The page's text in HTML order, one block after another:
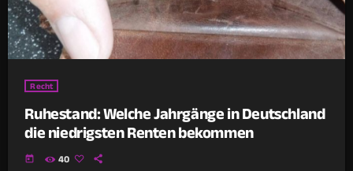
Recht
Ruhestand: Welche Jahrgänge in Deutschland
die niedrigsten Renten bekommen
today 40